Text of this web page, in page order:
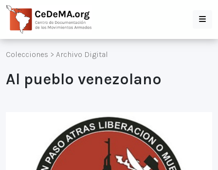
Colecciones > Archivo Digital
Al pueblo venezolano